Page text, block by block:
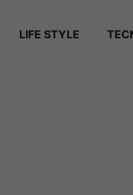
LIFE STYLE